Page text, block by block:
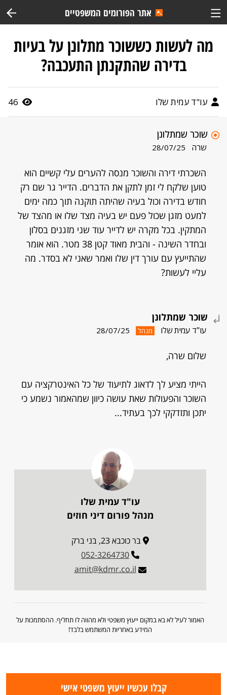
אתר הפורומים המשפטיים
מה לעשות כששוכר מתלונן על בעיות
בדירה שהתקנתן התעכבה?
עו"ד עמית שלו 46
שוכר שמתלונן
שרה 28/07/25
השכרתי דירה והשוכר מנסה להערים עלי קשיים הוא
טוען שלקח לי זמן לתקן את הדברים. הדייר גר שם רק
חודש בדירה וכול בעיה שהיתה תוקנה תוך כמה ימים
למעט מזגן שכול פעם יש בעיה מצד שלו או מהצד של
המתקין. בכל מקרה יש לדייר עוד שני מזגנים בסלון
ובחדר השינה - והבית מאוד קטן 38 מטר. הוא אומר
שהתייעץ עם עורך דין שלו ואמר שאני לא בסדר. מה
עליי לעשות?
שוכר שמתלונן
עו"ד עמית שלו מנהל 28/07/25
שלום שרה,
הייתי מציע לך לדאוג לתיעוד של כל האינטרקציה עם
השוכר והפעולות שאת עושה כיוון שמהאמור נשמע כי
יתכן ותזדקקי לכך בעתיד...
עו"ד עמית שלו
מנהל פורום דיני חוזים
בר כוכבא 23, בני ברק
052-3264730
amit@kdmr.co.il
האמור לעיל לא בא במקום ייעוץ משפטי ולא מהווה לו תחליף. ההסתמכות על
המידע באחריות המשתמש בלבד!
קבלו עכשיו ייעוץ משפטי אישי